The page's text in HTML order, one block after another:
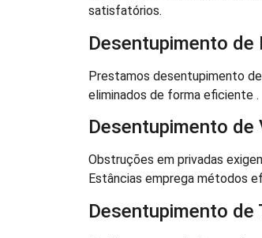
satisfatórios.
Desentupimento de
Prestamos desentupimento
eliminados de forma eficiente .
Desentupimento de
Obstruções em privadas
Estâncias emprega métodos
Desentupimento de